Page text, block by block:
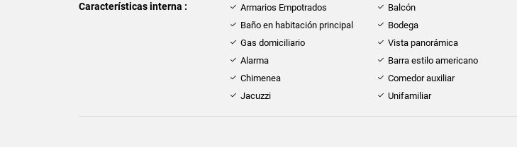
Características interna : Armarios Empotrados Balcón
Baño en habitación principal
Bodega
Gas domiciliario
Vista panorámica
Alarma
Barra estilo americano
Chimenea
Comedor auxiliar
Jacuzzi
Unifamiliar